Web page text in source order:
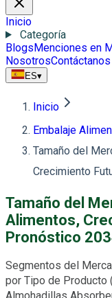
Inicio
Categoría
BlogsMenciones en
NosotrosContáctanos
ES▾
Inicio
Embalaje
Tamaño del
Crecimiento
Tamaño del
Alimentos,
Pronóstico
Segmentos del
por Tipo de Producto